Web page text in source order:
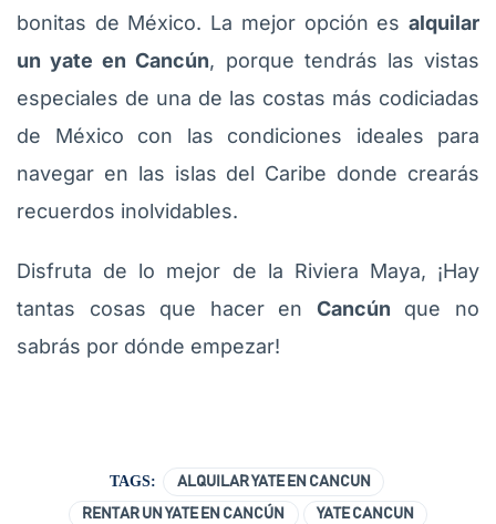
bonitas de México. La mejor opción es alquilar
un yate en Cancún, porque tendrás las vistas
especiales de una de las costas más codiciadas
de México con las condiciones ideales para
navegar en las islas del Caribe donde crearás
recuerdos inolvidables.
Disfruta de lo mejor de la Riviera Maya, ¡Hay
tantas cosas que hacer en Cancún que no
sabrás por dónde empezar!
TAGS: ALQUILAR YATE EN CANCUN
RENTAR UN YATE EN CANCÚN YATE CANCUN